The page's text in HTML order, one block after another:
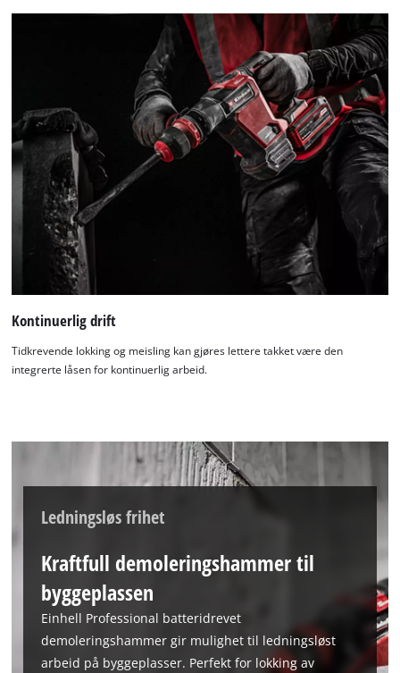
We need your consent to load the
This content is not permitted to load due
to trackers that are not disclosed to the
Powered byUsercentrics Consent
Management Platform
Kontinuerlig drift
Tidkrevende lokking og meisling kan gjøres lettere takket være den
integrerte låsen for kontinuerlig arbeid.
Ledningsløs frihet
Kraftfull demoleringshammer til
byggeplassen
Einhell Professional batteridrevet
demoleringshammer gir mulighet til ledningsløst
arbeid på byggeplasser. Perfekt for lokking av